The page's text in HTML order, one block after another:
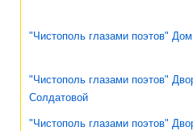
"Чистополь глазами поэтов"
"Чистополь глазами поэтов"
Солдатовой
"Чистополь глазами поэтов"